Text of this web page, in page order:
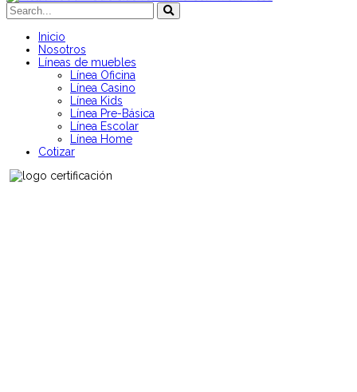
Inicio
Nosotros
Líneas de muebles
Línea Oficina
Línea Casino
Línea Kids
Línea Pre-Básica
Línea Escolar
Línea Home
Cotizar